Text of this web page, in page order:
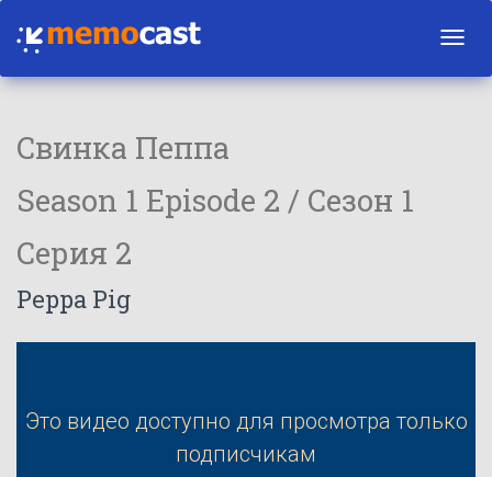
Свинка Пеппа
Season 1 Episode 2 / Сезон 1
Серия 2
Peppa Pig
Это видео доступно для просмотра только
подписчикам